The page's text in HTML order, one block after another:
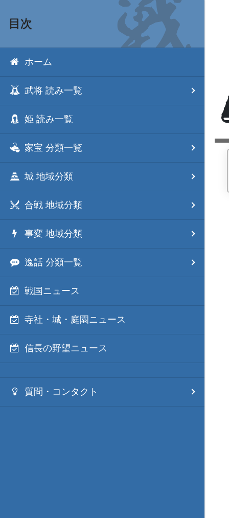
目次
ホーム
武将 読み一覧
姫 読み一覧
家宝 分類一覧
城 地域分類
合戦 地域分類
事変 地域分類
逸話 分類一覧
戦国ニュース
寺社・城・庭園ニュース
信長の野望ニュース
質問・コンタクト